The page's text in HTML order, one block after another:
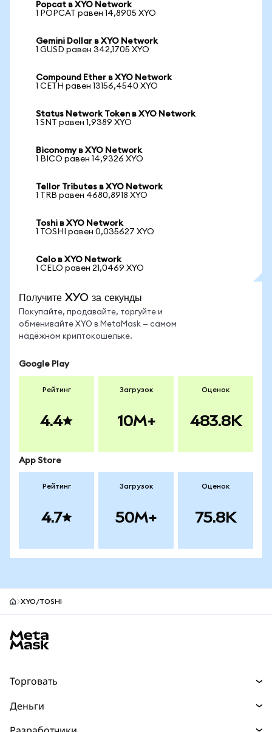
Popcat в XYO Network
1 POPCAT равен 14,8905 XYO
Gemini Dollar в XYO Network
1 GUSD равен 342,1705 XYO
Compound Ether в XYO Network
1 CETH равен 13156,4540 XYO
Status Network Token в XYO Network
1 SNT равен 1,9389 XYO
Biconomy в XYO Network
1 BICO равен 14,9326 XYO
Tellor Tributes в XYO Network
1 TRB равен 4680,8918 XYO
Toshi в XYO Network
1 TOSHI равен 0,035627 XYO
Celo в XYO Network
1 CELO равен 21,0469 XYO
Получите XYO за секунды
Покупайте, продавайте, торгуйте и
обменивайте XYO в MetaMask — самом
надёжном криптокошельке.
Google Play
Рейтинг
4.4
Загрузок
10M+
Оценок
483.8K
App Store
Рейтинг
4.7
Загрузок
50M+
Оценок
75.8K
XYO/TOSHI
Торговать
Деньги